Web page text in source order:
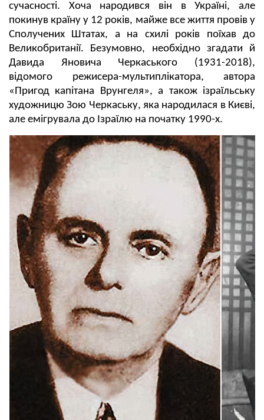
сучасності. Хоча народився він в Україні, але
покинув країну у 12 років, майже все життя провів у
Сполучених Штатах, а на схилі років поїхав до
Великобританії. Безумовно, необхідно згадати й
Давида Яновича Черкаського (1931-2018),
відомого режисера-мультиплікатора, автора
«Пригод капітана Врунгеля», а також ізраїльську
художницю Зою Черкаську, яка народилася в Києві,
але емігрувала до Ізраїлю на початку 1990-х.